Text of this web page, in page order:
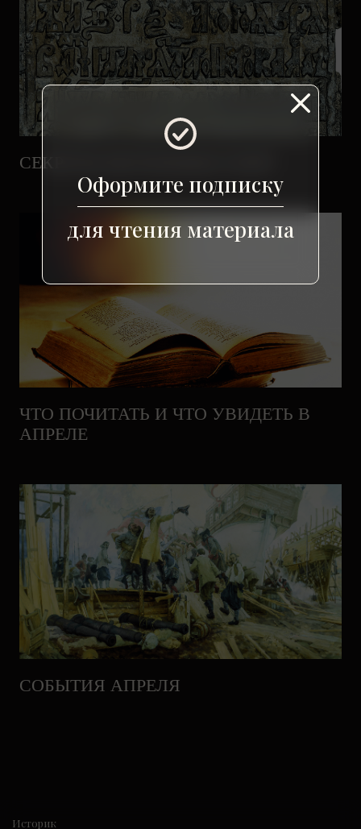
СЕКРЕТЫ МОГИЛЬНЫХ ПЛИТ
ЧТО ПОЧИТАТЬ И ЧТО УВИДЕТЬ В
АПРЕЛЕ
СОБЫТИЯ АПРЕЛЯ
Историк
Оформите подписку
для чтения материала